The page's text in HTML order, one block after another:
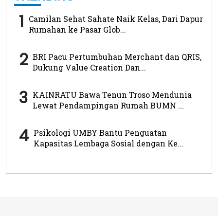
1 Camilan Sehat Sahate Naik Kelas, Dari Dapur
Rumahan ke Pasar Glob...
2 BRI Pacu Pertumbuhan Merchant dan QRIS,
Dukung Value Creation Dan...
3 KAINRATU Bawa Tenun Troso Mendunia
Lewat Pendampingan Rumah BUMN ...
4 Psikologi UMBY Bantu Penguatan
Kapasitas Lembaga Sosial dengan Ke...